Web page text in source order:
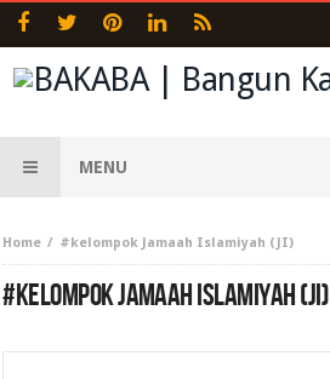
MENU
Home #kelompok Jamaah Islamiyah (JI)
#KELOMPOK JAMAAH ISLAMIYAH (JI)